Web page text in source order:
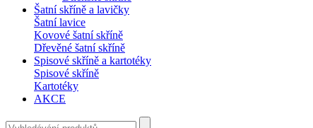
Šatní skříně a lavičky
Šatní lavice
Kovové šatní skříně
Dřevěné šatní skříně
Spisové skříně a kartotéky
Spisové skříně
Kartotéky
AKCE